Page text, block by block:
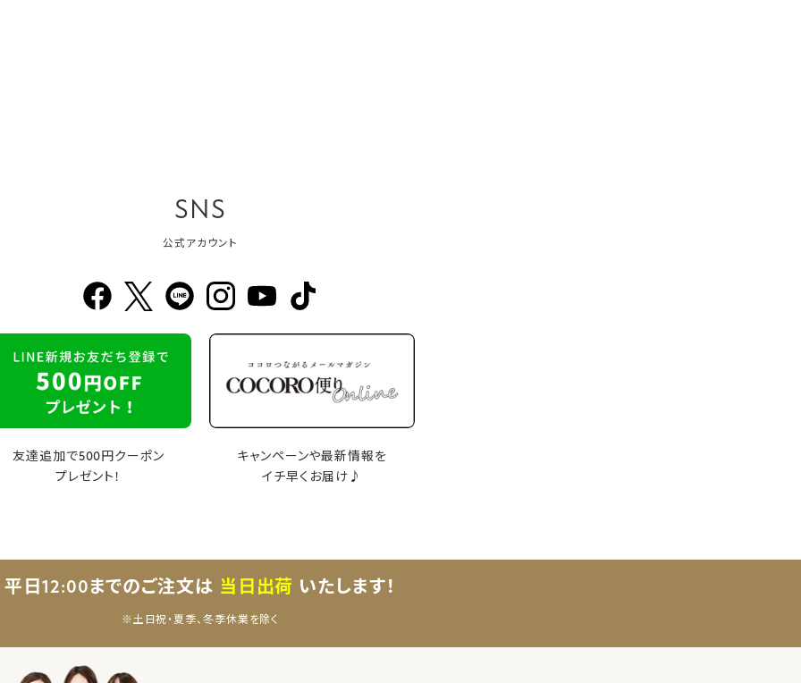
SNS
公式アカウント
友達追加で500円クーポン
プレゼント！
キャンペーンや最新情報を
イチ早くお届け♪
平日12:00までのご注文は 当日出荷 いたします！
※土日祝・夏季、冬季休業を除く